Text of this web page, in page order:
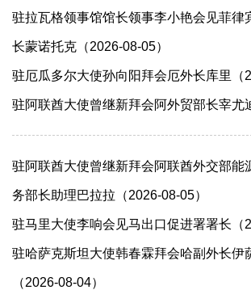
驻拉瓦格领事馆馆长领事李小艳会见菲律
长蒙诺托克（2026-08-05）
驻厄瓜多尔大使孙向阳拜会厄外长库里（
驻阿联酋大使曾继新拜会阿外贸部长宰尤
驻阿联酋大使曾继新拜会阿联酋外交部能
务部长助理巴拉拉（2026-08-05）
驻马里大使李响会见马出口促进署署长（
驻哈萨克斯坦大使韩春霖拜会哈副外长伊
（2026-08-04）